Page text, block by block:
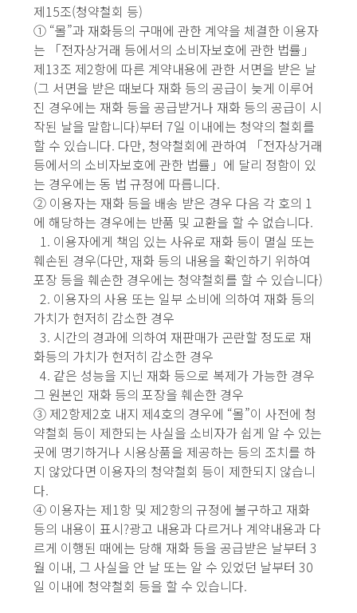
제15조(청약철회 등)
① “몰”과 재화등의 구매에 관한 계약을 체결한 이용자
는 「전자상거래 등에서의 소비자보호에 관한 법률」
제13조 제2항에 따른 계약내용에 관한 서면을 받은 날
(그 서면을 받은 때보다 재화 등의 공급이 늦게 이루어
진 경우에는 재화 등을 공급받거나 재화 등의 공급이 시
작된 날을 말합니다)부터 7일 이내에는 청약의 철회를
할 수 있습니다. 다만, 청약철회에 관하여 「전자상거래
등에서의 소비자보호에 관한 법률」에 달리 정함이 있
는 경우에는 동 법 규정에 따릅니다.
② 이용자는 재화 등을 배송 받은 경우 다음 각 호의 1
에 해당하는 경우에는 반품 및 교환을 할 수 없습니다.
1. 이용자에게 책임 있는 사유로 재화 등이 멸실 또는
훼손된 경우(다만, 재화 등의 내용을 확인하기 위하여
포장 등을 훼손한 경우에는 청약철회를 할 수 있습니다)
2. 이용자의 사용 또는 일부 소비에 의하여 재화 등의
가치가 현저히 감소한 경우
3. 시간의 경과에 의하여 재판매가 곤란할 정도로 재
화등의 가치가 현저히 감소한 경우
4. 같은 성능을 지닌 재화 등으로 복제가 가능한 경우
그 원본인 재화 등의 포장을 훼손한 경우
③ 제2항제2호 내지 제4호의 경우에 “몰”이 사전에 청
약철회 등이 제한되는 사실을 소비자가 쉽게 알 수 있는
곳에 명기하거나 시용상품을 제공하는 등의 조치를 하
지 않았다면 이용자의 청약철회 등이 제한되지 않습니
다.
④ 이용자는 제1항 및 제2항의 규정에 불구하고 재화
등의 내용이 표시?광고 내용과 다르거나 계약내용과 다
르게 이행된 때에는 당해 재화 등을 공급받은 날부터 3
월 이내, 그 사실을 안 날 또는 알 수 있었던 날부터 30
일 이내에 청약철회 등을 할 수 있습니다.